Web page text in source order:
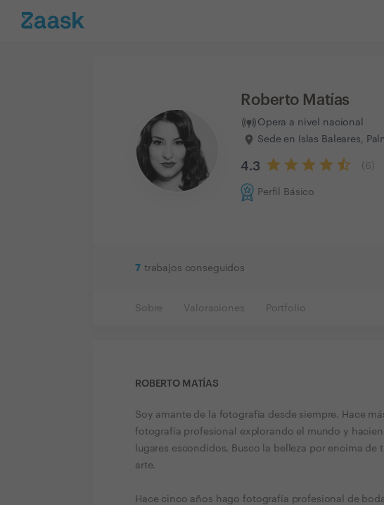
Roberto Matías
Opera a nivel nacional
Sede en Islas Baleares,
4.3 ( 6
Perfil Básico
7 trabajos conseguidos
Sobre Valoraciones Portfolio
ROBERTO MATÍAS
Soy amante de la fotografía desde siempre. Hace
fotografía profesional explorando el mundo y
lugares escondidos. Busco la belleza por encima de
arte.
Hace cinco años hago fotografía profesional de